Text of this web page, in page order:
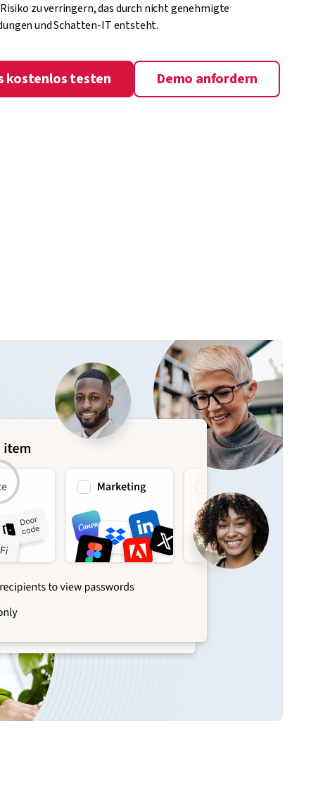
zu verringern, das durch nicht genehmigte
und Schatten-IT entsteht.
kostenlos testen Demo anfordern